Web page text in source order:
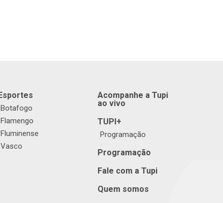
Botafogo
Flamengo
Fluminense
Vasco
Acompanhe a Tupi
ao vivo
TUPI+
Programação
Programação
Fale com a Tupi
Quem somos